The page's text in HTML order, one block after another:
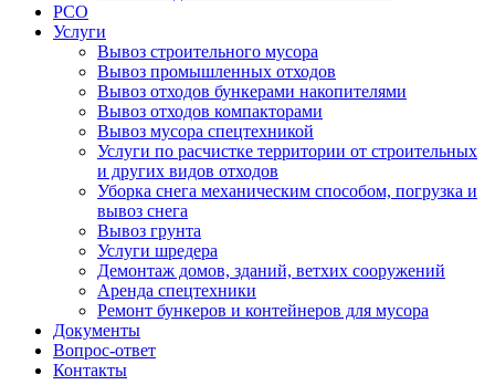
РСО
Услуги
Вывоз строительного мусора
Вывоз промышленных отходов
Вывоз отходов бункерами накопителями
Вывоз отходов компакторами
Вывоз мусора спецтехникой
Услуги по расчистке территории от строительных
и других видов отходов
Уборка снега механическим способом, погрузка и
вывоз снега
Вывоз грунта
Услуги шредера
Демонтаж домов, зданий, ветхих сооружений
Аренда спецтехники
Ремонт бункеров и контейнеров для мусора
Документы
Вопрос-ответ
Контакты